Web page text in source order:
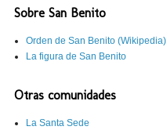
Sobre San Benito
Orden de San Benito (Wikipedia)
La figura de San Benito
Otras comunidades
La Santa Sede